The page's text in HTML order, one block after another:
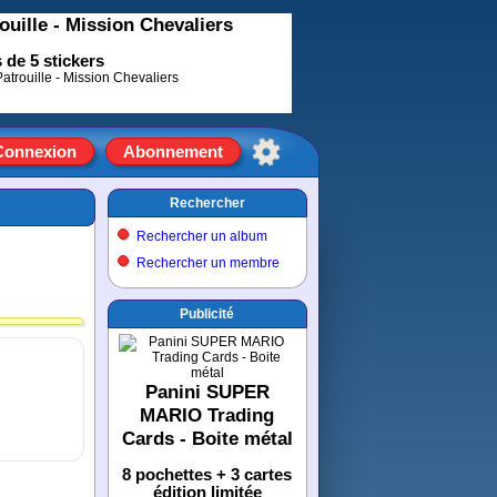
Abonnement
Rechercher
Rechercher un album
Rechercher un membre
Publicité
Panini SUPER
MARIO Trading
Cards - Boite métal
8 pochettes + 3 cartes
édition limitée
- Mission Chevaliers
de 5 stickers